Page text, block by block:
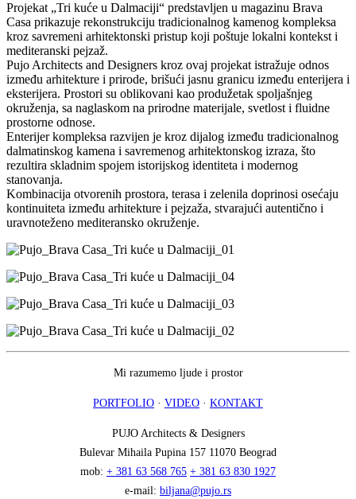
Projekat „Tri kuće u Dalmaciji“ predstavljen u magazinu Brava
Casa prikazuje rekonstrukciju tradicionalnog kamenog kompleksa
kroz savremeni arhitektonski pristup koji poštuje lokalni kontekst i
mediteranski pejzaž.
Pujo Architects and Designers kroz ovaj projekat istražuje odnos
između arhitekture i prirode, brišući jasnu granicu između enterijera i
eksterijera. Prostori su oblikovani kao produžetak spoljašnjeg
okruženja, sa naglaskom na prirodne materijale, svetlost i fluidne
prostorne odnose.
Enterijer kompleksa razvijen je kroz dijalog između tradicionalnog
dalmatinskog kamena i savremenog arhitektonskog izraza, što
rezultira skladnim spojem istorijskog identiteta i modernog
stanovanja.
Kombinacija otvorenih prostora, terasa i zelenila doprinosi osećaju
kontinuiteta između arhitekture i pejzaža, stvarajući autentično i
uravnoteženo mediteransko okruženje.
Mi razumemo ljude i prostor
PORTFOLIO · VIDEO · KONTAKT
PUJO Architects & Designers
Bulevar Mihaila Pupina 157 11070 Beograd
mob: + 381 63 568 765 + 381 63 830 1927
e-mail: biljana@pujo.rs